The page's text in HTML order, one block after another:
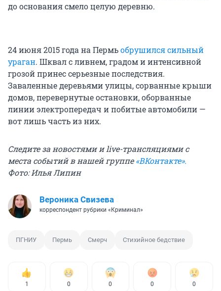
до основания смело целую деревню.
24 июня 2015 года на Пермьобрушился сильный
ураган. Шквал с ливнем, градом и интенсивной
грозой принес серьезные последствия.
Заваленные деревьями улицы, сорванные крыши
домов, перевернутые остановки, оборванные
линии электропередач и побитые автомобили —
вот лишь часть из них.
Следите за новостями и live-трансляциями с
места событий в нашей группе«ВКонтакте».
Фото: Илья Липин
Вероника Свизева
корреспондент рубрики «Криминал»
ПГНИУ Пермь Смерч Стихийное бедствие
1 0 0 0 0